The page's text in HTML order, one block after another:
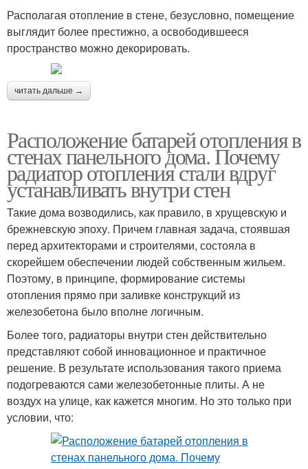
Располагая отопление в стене, безусловно, помещение
выглядит более престижно, а освободившееся
пространство можно декорировать.
читать дальше →
Расположение батарей отопления в
стенах панельного дома. Почему
радиатор отопления стали вдруг
устанавливать внутри стен
Такие дома возводились, как правило, в хрущевскую и
брежневскую эпоху. Причем главная задача, стоявшая
перед архитекторами и строителями, состояла в
скорейшем обеспечении людей собственным жильем.
Поэтому, в принципе, формирование системы
отопления прямо при заливке конструкций из
железобетона было вполне логичным.
Более того, радиаторы внутри стен действительно
представляют собой инновационное и практичное
решение. В результате использования такого приема
подогреваются сами железобетонные плиты. А не
воздух на улице, как кажется многим. Но это только при
условии, что: